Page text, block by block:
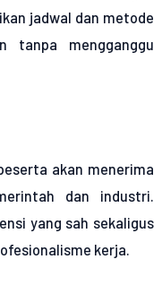
jadwal dan metode
tanpa mengganggu
akan menerima
dan industri.
yang sah sekaligus
kerja.